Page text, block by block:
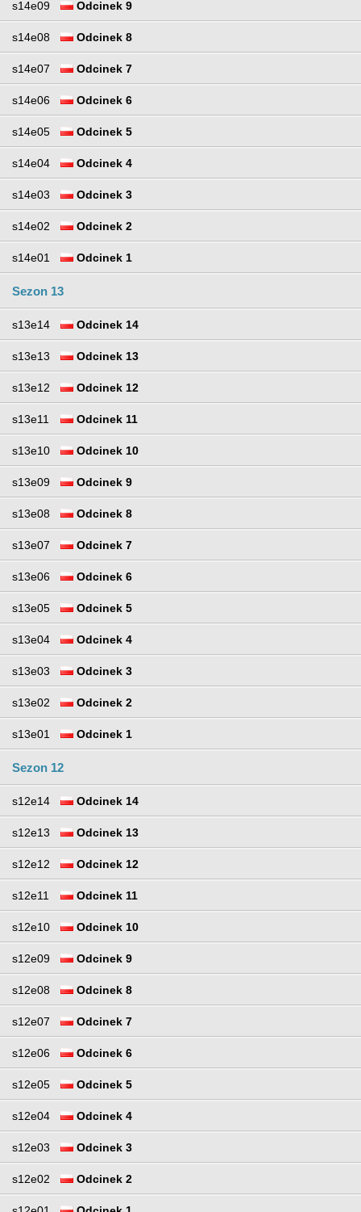
s14e09 Odcinek 9
s14e08 Odcinek 8
s14e07 Odcinek 7
s14e06 Odcinek 6
s14e05 Odcinek 5
s14e04 Odcinek 4
s14e03 Odcinek 3
s14e02 Odcinek 2
s14e01 Odcinek 1
Sezon 13
s13e14 Odcinek 14
s13e13 Odcinek 13
s13e12 Odcinek 12
s13e11 Odcinek 11
s13e10 Odcinek 10
s13e09 Odcinek 9
s13e08 Odcinek 8
s13e07 Odcinek 7
s13e06 Odcinek 6
s13e05 Odcinek 5
s13e04 Odcinek 4
s13e03 Odcinek 3
s13e02 Odcinek 2
s13e01 Odcinek 1
Sezon 12
s12e14 Odcinek 14
s12e13 Odcinek 13
s12e12 Odcinek 12
s12e11 Odcinek 11
s12e10 Odcinek 10
s12e09 Odcinek 9
s12e08 Odcinek 8
s12e07 Odcinek 7
s12e06 Odcinek 6
s12e05 Odcinek 5
s12e04 Odcinek 4
s12e03 Odcinek 3
s12e02 Odcinek 2